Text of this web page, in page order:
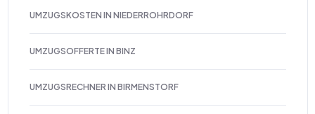
UMZUGSKOSTEN IN NIEDERROHRDORF
UMZUGSOFFERTE IN BINZ
UMZUGSRECHNER IN BIRMENSTORF